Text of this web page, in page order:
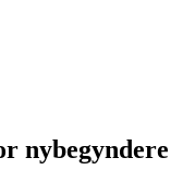
nybegyndere